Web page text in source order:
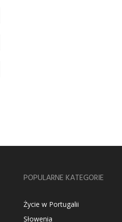
POPULARNE KATEGORIE
Życie w Portugalii
Słowenia